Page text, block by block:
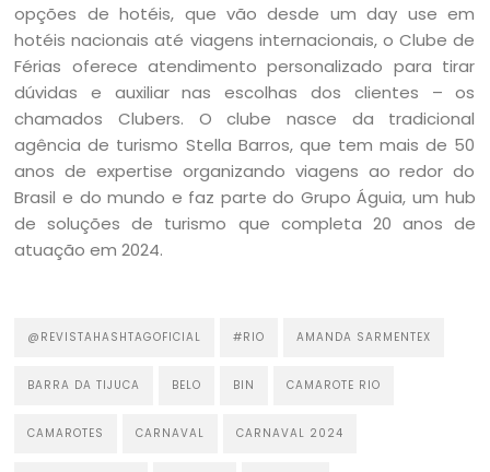
opções de hotéis, que vão desde um day use em
hotéis nacionais até viagens internacionais, o Clube de
Férias oferece atendimento personalizado para tirar
dúvidas e auxiliar nas escolhas dos clientes – os
chamados Clubers. O clube nasce da tradicional
agência de turismo Stella Barros, que tem mais de 50
anos de expertise organizando viagens ao redor do
Brasil e do mundo e faz parte do Grupo Águia, um hub
de soluções de turismo que completa 20 anos de
atuação em 2024.
@REVISTAHASHTAGOFICIAL #RIO AMANDA SARMENTEX
BARRA DA TIJUCA BELO BIN CAMAROTE RIO
CAMAROTES CARNAVAL CARNAVAL 2024